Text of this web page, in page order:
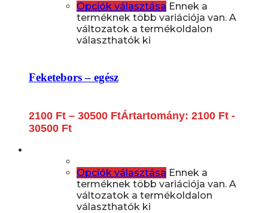
Opciók választása Ennek a
terméknek több variációja van. A
változatok a termékoldalon
választhatók ki
Feketebors – egész
2100 Ft – 30500 FtÁrtartomány: 2100 Ft -
30500 Ft
Opciók választása Ennek a
terméknek több variációja van. A
változatok a termékoldalon
választhatók ki